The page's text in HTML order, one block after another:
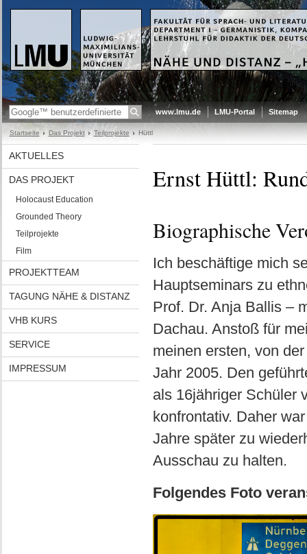
www.lmu.de LMU-Portal Sitemap
Startseite Das Projekt Teilprojekte Hüttl
AKTUELLES
DAS PROJEKT
Holocaust Education
Grounded Theory
Teilprojekte
Film
PROJEKTTEAM
TAGUNG NÄHE & DISTANZ
VHB KURS
SERVICE
IMPRESSUM
Ernst Hüttl:
Biographische
Ich beschäftige mich
Hauptseminars zu
Prof. Dr. Anja Ballis –
Dachau. Anstoß für
meinen ersten, von
Jahr 2005. Den
als 16jähriger Schüler
konfrontativ. Daher
Jahre später zu
Ausschau zu halten.
Folgendes Foto